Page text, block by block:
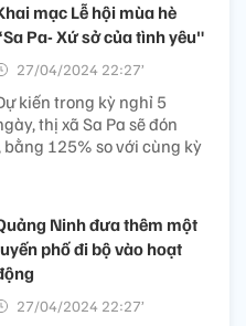
mạc Lễ hội mùa hè
Pa- Xứ sở của tình yêu"
27/04/2024 22:27’
kiến trong kỳ nghỉ 5
thị xã Sa Pa sẽ đón
125% so với cùng kỳ
Ninh đưa thêm một
phố đi bộ vào hoạt
27/04/2024 22:27’